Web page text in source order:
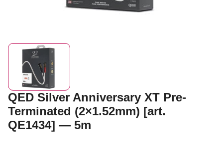
QED Silver Anniversary XT Pre-
Terminated (2×1.52mm) [art.
QE1434] — 5m